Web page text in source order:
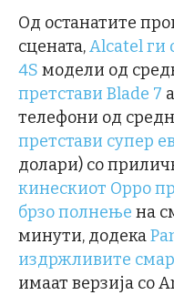
Од останатите
сцената,Alcatel ги
4S модели од
претстави Blade 7
телефони од
претстави супер
долари) со
кинескиот Oppo
брзо полнење на
минути, додека
издржливите
имаат верзија со